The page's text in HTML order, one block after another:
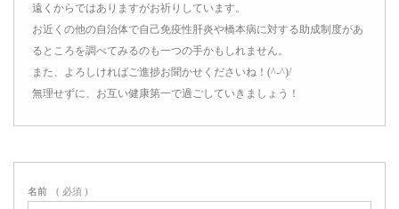
遠くからではありますがお祈りしています。
お近くの他の自治体で自己免疫性肝炎や橋本病に対する助成制度があ
るところを調べてみるのも一つの手かもしれません。
また、よろしければご進捗お聞かせくださいね！(^-^)/
無理せずに、お互い健康第一で過ごしていきましょう！
名前 ( 必須 )